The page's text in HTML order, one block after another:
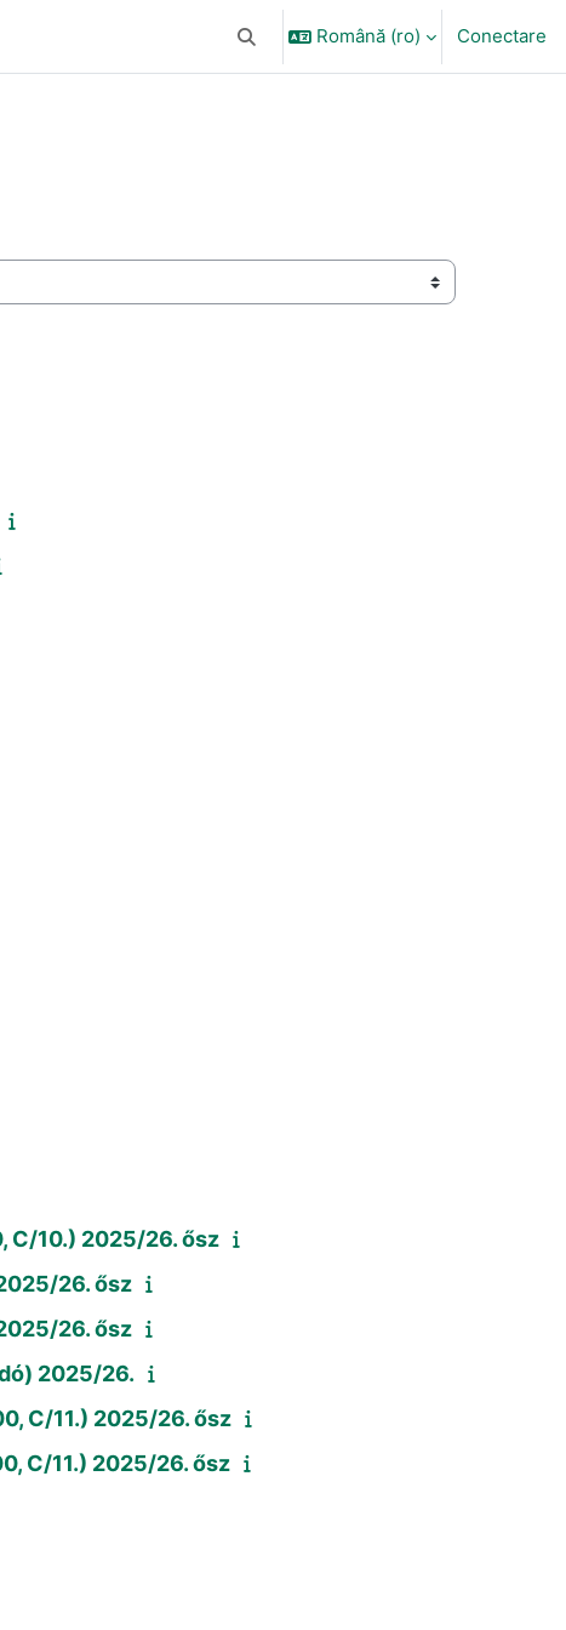
Afișați căutareaRomână ‎(ro)‎ Conectare
C/10.) 2025/26. ősz
26. ősz
26. ősz
2025/26.
C/11.) 2025/26. ősz
C/11.) 2025/26. ősz